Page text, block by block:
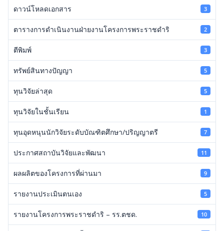
ดาวน์โหลดเอกสาร 3
ตารางการดำเนินงานฝ่ายงานโครงการพระราชดำริ 2
ตีพิมพ์ 3
ทรัพย์สินทางปัญญา 5
ทุนวิจัยล่าสุด 5
ทุนวิจัยในชั้นเรียน 1
ทุนอุดหนุนนักวิจัยระดับบัณฑิตศึกษา/ปริญญาตรี 7
ประกาศสถาบันวิจัยและพัฒนา 11
ผลผลิตของโครงการที่ผ่านมา 9
รายงานประเมินตนเอง 5
รายงานโครงการพระราชดำริ – รร.ตชด. 10